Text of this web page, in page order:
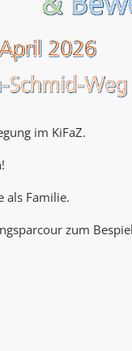
im KiFaZ.
als Familie.
zum